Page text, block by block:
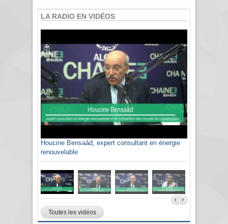
LA RADIO EN VIDÉOS
Houcine Bensaâd, expert consultant en énergie
renouvelable
Sami Agli, président de la Confédération
algérienne du patronat citoyen CAPC
Toutes les vidéos